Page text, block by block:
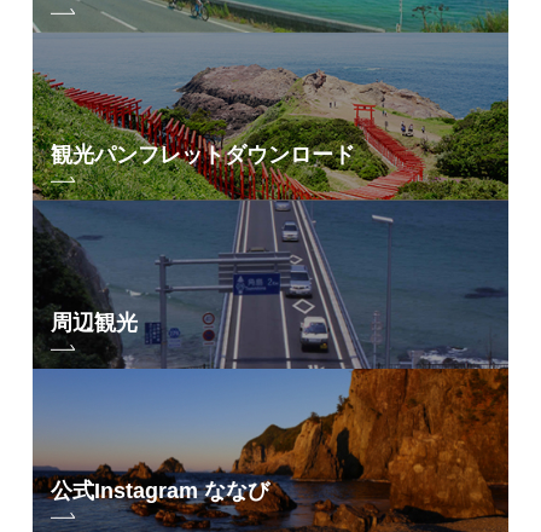
観光パンフレットダウンロード
周辺観光
公式Instagram ななび